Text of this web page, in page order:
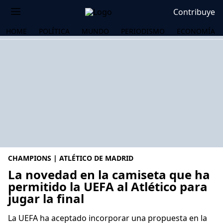
Contribuye
HOME POLÍTICA MUNDO PERIODISMO ECONOMÍA
CHAMPIONS | ATLÉTICO DE MADRID
La novedad en la camiseta que ha
permitido la UEFA al Atlético para
jugar la final
La UEFA ha aceptado incorporar una propuesta en la